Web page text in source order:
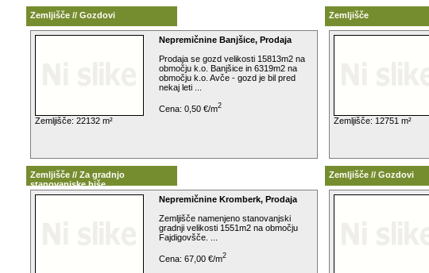
Zemljišče // Gozdovi
Zemljišče: 22132 m²
Nepremičnine Banjšice, Prodaja
Prodaja se gozd velikosti 15813m2 na
območju k.o. Banjšice in 6319m2 na
območju k.o. Avče - gozd je bil pred
nekaj leti ...
Cena: 0,50 €/m2
Zemljišče
Zemljišče: 12751 m²
Zemljišče // Za gradnjo
stanovanjske hiše
Nepremičnine Kromberk, Prodaja
Zemljišče namenjeno stanovanjski
gradnji velikosti 1551m2 na območju
Fajdigovšče. ...
Cena: 67,00 €/m2
Zemljišče // Gozdovi